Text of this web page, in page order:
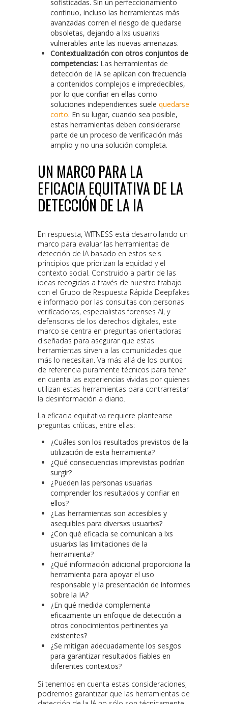
sofisticadas. Sin un perfeccionamiento
continuo, incluso las herramientas más
avanzadas corren el riesgo de quedarse
obsoletas, dejando a lxs usuarixs
vulnerables ante las nuevas amenazas.
Contextualización con otros conjuntos de
competencias: Las herramientas de
detección de IA se aplican con frecuencia
a contenidos complejos e impredecibles,
por lo que confiar en ellas como
soluciones independientes suele quedarse
corto. En su lugar, cuando sea posible,
estas herramientas deben considerarse
parte de un proceso de verificación más
amplio y no una solución completa.
UN MARCO PARA LA
EFICACIA EQUITATIVA DE LA
DETECCIÓN DE LA IA
En respuesta, WITNESS está desarrollando un
marco para evaluar las herramientas de
detección de IA basado en estos seis
principios que priorizan la equidad y el
contexto social. Construido a partir de las
ideas recogidas a través de nuestro trabajo
con el Grupo de Respuesta Rápida Deepfakes
e informado por las consultas con personas
verificadoras, especialistas forenses AI, y
defensorxs de los derechos digitales, este
marco se centra en preguntas orientadoras
diseñadas para asegurar que estas
herramientas sirven a las comunidades que
más lo necesitan. Va más allá de los puntos
de referencia puramente técnicos para tener
en cuenta las experiencias vividas por quienes
utilizan estas herramientas para contrarrestar
la desinformación a diario.
La eficacia equitativa requiere plantearse
preguntas críticas, entre ellas:
¿Cuáles son los resultados previstos de la
utilización de esta herramienta?
¿Qué consecuencias imprevistas podrían
surgir?
¿Pueden las personas usuarias
comprender los resultados y confiar en
ellos?
¿Las herramientas son accesibles y
asequibles para diversxs usuarixs?
¿Con qué eficacia se comunican a lxs
usuarixs las limitaciones de la
herramienta?
¿Qué información adicional proporciona la
herramienta para apoyar el uso
responsable y la presentación de informes
sobre la IA?
¿En qué medida complementa
eficazmente un enfoque de detección a
otros conocimientos pertinentes ya
existentes?
¿Se mitigan adecuadamente los sesgos
para garantizar resultados fiables en
diferentes contextos?
Si tenemos en cuenta estas consideraciones,
podremos garantizar que las herramientas de